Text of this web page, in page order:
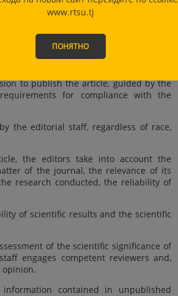
more than one journal.
in publications should be expressed
editorial board
to publish the article, guided by the
for compliance with the
the editorial staff, regardless of race,
the editors take into account the
of the journal, the relevance of its
research conducted, the reliability of
of scientific results and the scientific
of the scientific significance of
engages competent reviewers and,
opinion.
contained in unpublished
www.rtsu.tj
ПОНЯТНО